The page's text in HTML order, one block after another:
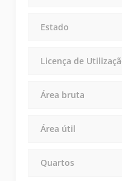
Estado
Licença de
Área bruta
Área útil
Quartos